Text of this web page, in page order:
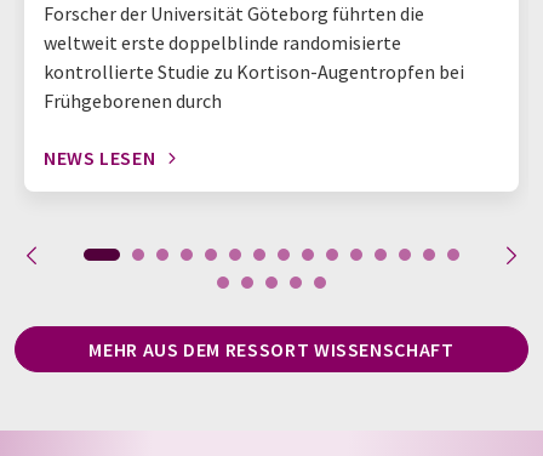
Forscher der Universität Göteborg führten die
weltweit erste doppelblinde randomisierte
kontrollierte Studie zu Kortison-Augentropfen bei
Frühgeborenen durch
NEWS LESEN
MEHR AUS DEM RESSORT WISSENSCHAFT